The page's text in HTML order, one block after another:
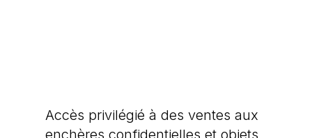
Accès privilégié à des ventes aux
enchères confidentielles et objets